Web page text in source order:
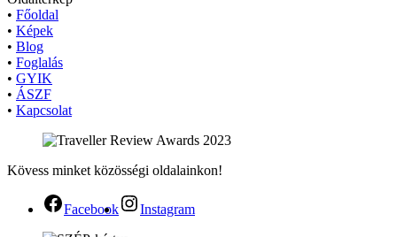
• Főoldal
• Képek
• Blog
• Foglalás
• GYIK
• ÁSZF
• Kapcsolat
Kövess minket közösségi oldalainkon!
Facebook Instagram